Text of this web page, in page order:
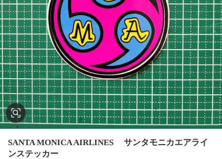
SANTA MONICA AIRLINES サンタモニカエアライ
ンステッカー